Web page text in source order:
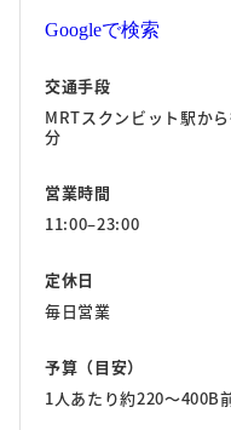
Googleで検索
交通手段
MRTスクンビット駅か
分
営業時間
11:00–23:00
定休日
毎日営業
予算（目安）
1人あたり約220〜400B